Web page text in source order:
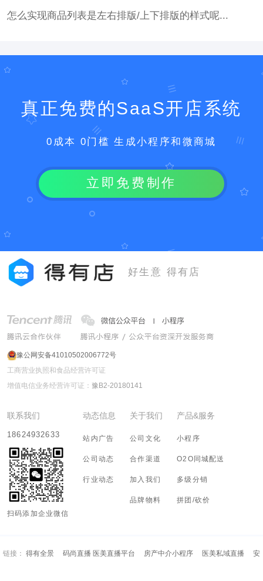
怎么实现商品列表是左右排版/上下排版的样式呢...
真正免费的SaaS开店系统
0成本 0门槛 生成小程序和微商城
立即免费制作
好生意 得有店
豫公网安备41010502006772号
工商营业执照和食品经营许可证
增值电信业务经营许可证： 豫B2-20180141
联系我们
18624932633
扫码添加企业微信
动态信息
站内广告
公司动态
行业动态
关于我们
公司文化
合作渠道
加入我们
品牌物料
产品&服务
小程序
O2O同城配送
多级分销
拼团/砍价
链接： 得有全景 码尚直播 医美直播平台 房产中介小程序 医美私域直播 安